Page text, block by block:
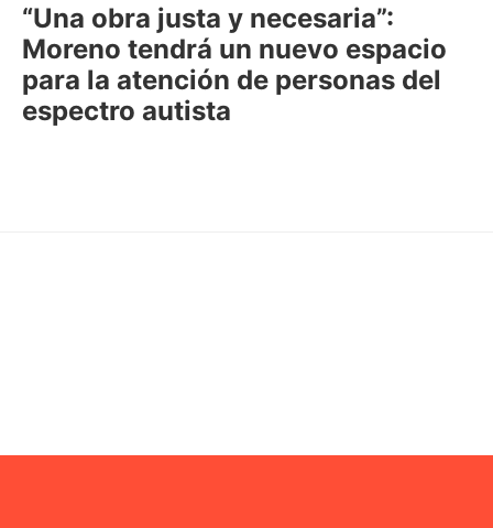
“Una obra justa y necesaria”:
Moreno tendrá un nuevo espacio
para la atención de personas del
espectro autista